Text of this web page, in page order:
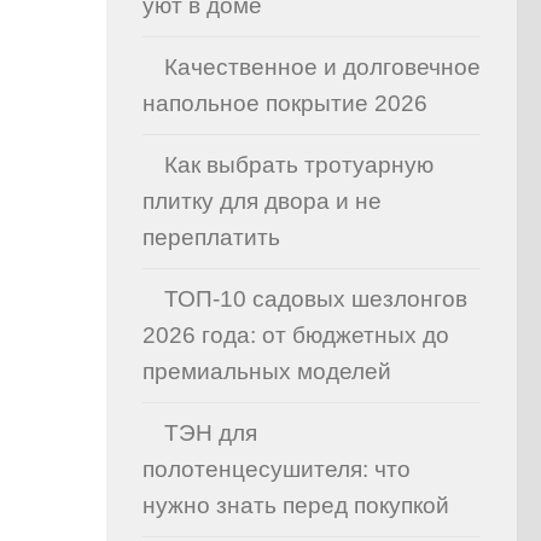
уют в доме
Качественное и долговечное
напольное покрытие 2026
Как выбрать тротуарную
плитку для двора и не
переплатить
ТОП-10 садовых шезлонгов
2026 года: от бюджетных до
премиальных моделей
ТЭН для
полотенцесушителя: что
нужно знать перед покупкой